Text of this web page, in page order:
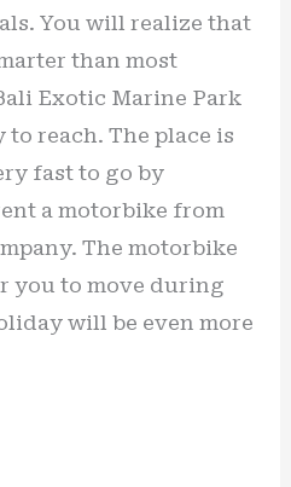
You will realize that
than most
Exotic Marine Park
reach. The place is
fast to go by
a motorbike from
The motorbike
you to move during
will be even more